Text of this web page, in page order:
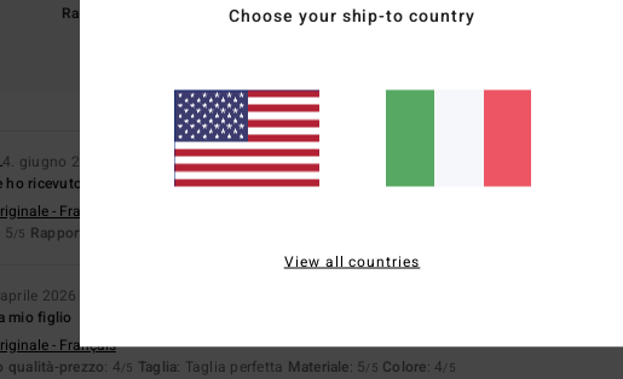
Rapporto qualità-prezzo
Taglia
4. giugno 2026
ho ricevuto è più scuro di quello del sito web
- Français
5/5 Rapporto qualità-prezzo
2026
mio figlio
- Français
qualità-prezzo: 4/5 Taglia: Taglia perfetta Materiale: 5/5 Colore: 4/5
Choose your ship-to country
View all countries